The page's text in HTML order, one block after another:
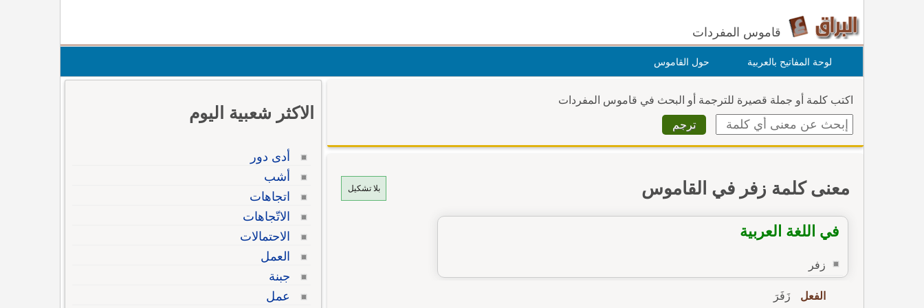
قاموس المفردات
لوحة المفاتيح بالعربية حول القاموس
اكتب كلمة أو جملة قصيرة للترجمة أو البحث في قاموس المفردات
بلا تشكيل معنى كلمة زفر في القاموس
في اللغة العربية
زفر
الفعل زَفَرَ
الاكثر شعبية اليوم
أدى دور
أشب
اتجاهات
الاتّجاهات
الاحتمالات
العمل
جبنة
عمل